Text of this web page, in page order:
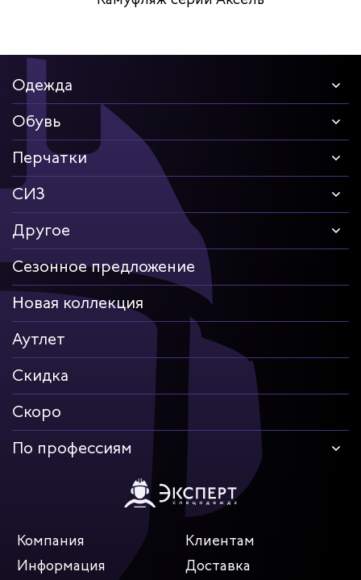
Одежда
Обувь
Перчатки
СИЗ
Другое
Сезонное предложение
Новая коллекция
Аутлет
Скидка
Скоро
По профессиям
Компания
Клиентам
Информация
Доставка